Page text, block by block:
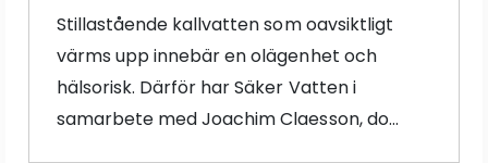
Stillastående kallvatten som oavsiktligt
värms upp innebär en olägenhet och
hälsorisk. Därför har Säker Vatten i
samarbete med Joachim Claesson, do...